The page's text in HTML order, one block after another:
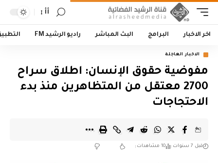
أأ
اخر الاخبار البرامج البث المباشر راديو الرشيد FM
الاخبار العاجلة
مفوضية حقوق الإنسان: اطلاق سراح
2700 معتقل من المتظاهرين منذ بدء
الاحتجاجات
قبل 7 سنوات 10 مشاهدات